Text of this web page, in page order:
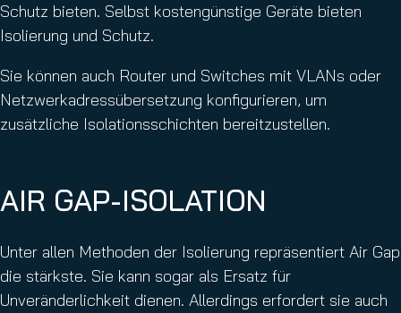
Schutz bieten. Selbst kostengünstige Geräte bieten
Isolierung und Schutz.
Sie können auch Router und Switches mit VLANs oder
Netzwerkadressübersetzung konfigurieren, um
zusätzliche Isolationsschichten bereitzustellen.
AIR GAP-ISOLATION
Unter allen Methoden der Isolierung repräsentiert Air Gap
die stärkste. Sie kann sogar als Ersatz für
Unveränderlichkeit dienen. Allerdings erfordert sie auch